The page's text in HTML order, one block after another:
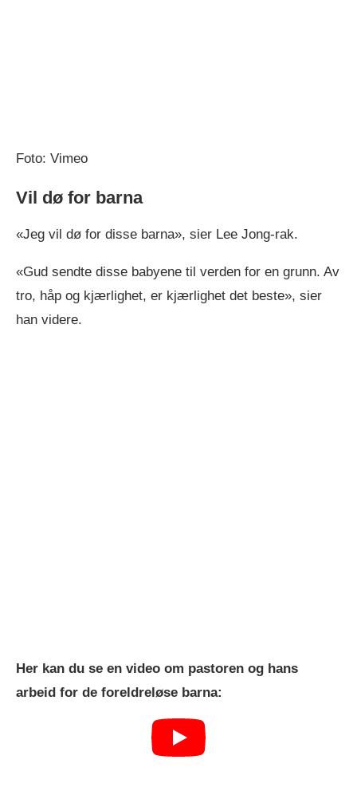
Foto: Vimeo
Vil dø for barna
«Jeg vil dø for disse barna», sier Lee Jong-rak.
«Gud sendte disse babyene til verden for en grunn. Av
tro, håp og kjærlighet, er kjærlighet det beste», sier
han videre.
Her kan du se en video om pastoren og hans
arbeid for de foreldreløse barna: